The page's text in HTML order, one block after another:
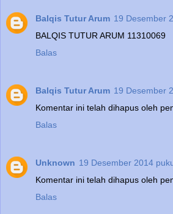
Balqis Tutur Arum 19 Desember
BALQIS TUTUR ARUM 11310069
Balas
Balqis Tutur Arum 19 Desember
Komentar ini telah dihapus oleh
Balas
Unknown 19 Desember 2014
Komentar ini telah dihapus oleh
Balas